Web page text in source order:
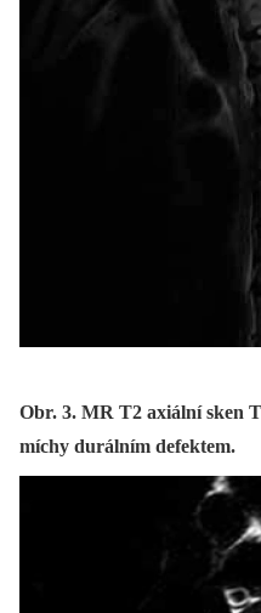
Obr. 3. MR T2 axiální sken
míchy durálním defektem.